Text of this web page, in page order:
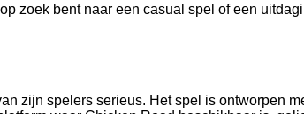
zoek bent naar een casual spel of een
zijn spelers serieus. Het spel is ontworpen